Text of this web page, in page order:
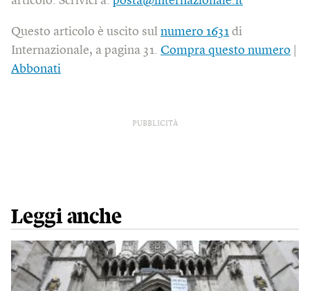
Questo articolo è uscito sul numero 1631 di
Internazionale, a pagina 31. Compra questo numero
Abbonati
PUBBLICITÀ
Leggi anche